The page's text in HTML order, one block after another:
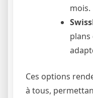
mois.
plans
Ces options
à tous,